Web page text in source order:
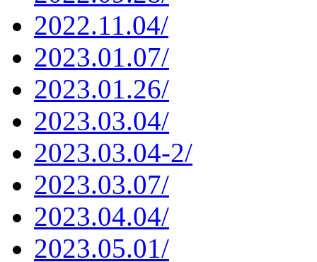
2022.11.04/
2023.01.07/
2023.01.26/
2023.03.04/
2023.03.04-2/
2023.03.07/
2023.04.04/
2023.05.01/